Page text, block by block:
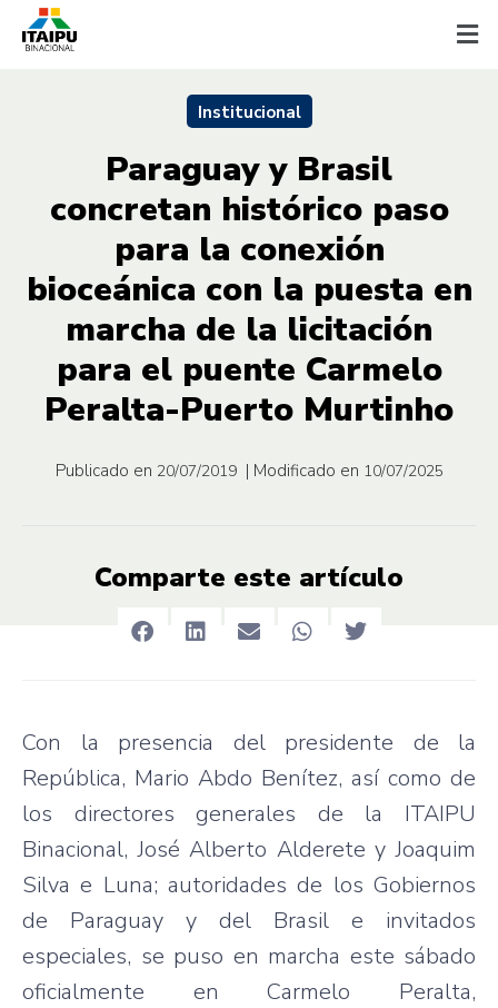
Institucional
Paraguay y Brasil
concretan histórico paso
para la conexión
bioceánica con la puesta en
marcha de la licitación
para el puente Carmelo
Peralta-Puerto Murtinho
Publicado en 20/07/2019 | Modificado en 10/07/2025
Comparte este artículo
Con la presencia del presidente de la
República, Mario Abdo Benítez, así como de
los directores generales de la ITAIPU
Binacional, José Alberto Alderete y Joaquim
Silva e Luna; autoridades de los Gobiernos
de Paraguay y del Brasil e invitados
especiales, se puso en marcha este sábado
oficialmente en Carmelo Peralta,